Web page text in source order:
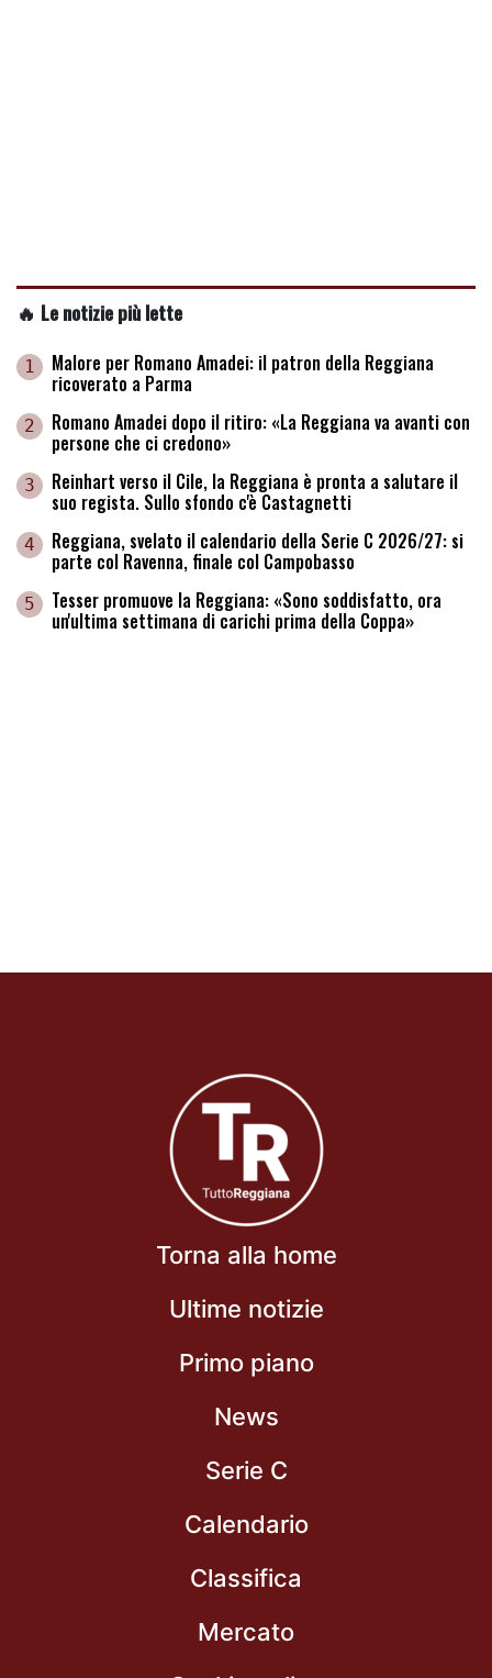
🔥 Le notizie più lette
1 Malore per Romano Amadei: il patron della Reggiana
ricoverato a Parma
2 Romano Amadei dopo il ritiro: «La Reggiana va avanti con
persone che ci credono»
3 Reinhart verso il Cile, la Reggiana è pronta a salutare il
suo regista. Sullo sfondo c'è Castagnetti
4 Reggiana, svelato il calendario della Serie C 2026/27: si
parte col Ravenna, finale col Campobasso
5 Tesser promuove la Reggiana: «Sono soddisfatto, ora
un'ultima settimana di carichi prima della Coppa»
Torna alla home
Ultime notizie
Primo piano
News
Serie C
Calendario
Classifica
Mercato